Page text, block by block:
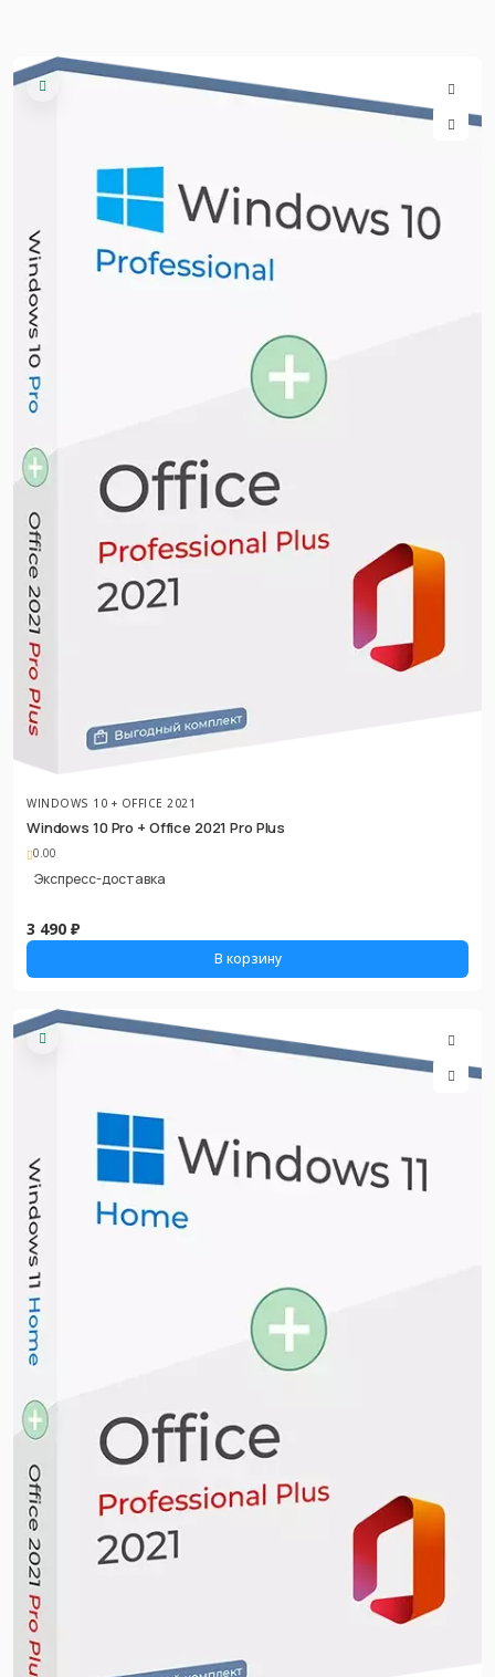
WINDOWS 10 + OFFICE 2021
Windows 10 Pro + Office 2021 Pro Plus
0.00
Экспресс-доставка
3 490 ₽
В корзину